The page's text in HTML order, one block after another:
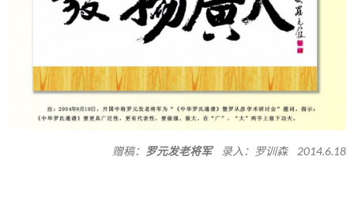
赠稿： 罗元发老将军录入：罗训森 2014.6.18